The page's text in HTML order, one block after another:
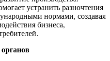
устранить разночтения
нормами, создавая
бизнеса,